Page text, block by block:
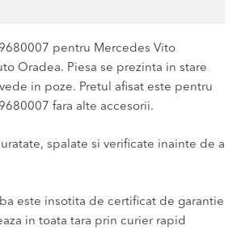
pentru Mercedes Vito
Oradea. Piesa se prezinta in stare
in poze. Pretul afisat este pentru
fara alte accesorii.
spalate si verificate inainte de a
este insotita de certificat de garantie
in toata tara prin curier rapid